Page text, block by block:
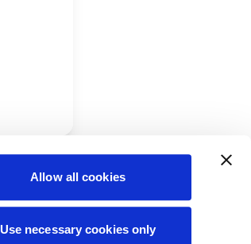
Allow all cookies
Use necessary cookies only